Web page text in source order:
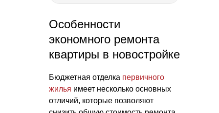
Особенности
экономного ремонта
квартиры в новостройке
Бюджетная отделка первичного
жилья имеет несколько основных
отличий, которые позволяют